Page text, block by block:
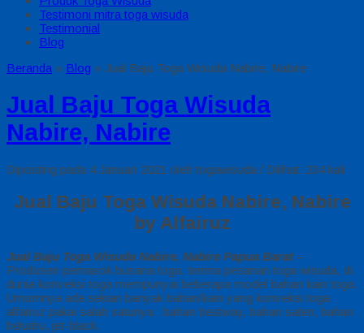
Testimoni mitra toga wisuda
Testimonial
Blog
Beranda » Blog » Jual Baju Toga Wisuda Nabire, Nabire
Jual Baju Toga Wisuda
Nabire, Nabire
Diposting pada 4 Januari 2021 oleh togawisuda / Dilihat: 234 kali
Jual Baju Toga Wisuda Nabire, Nabire
by Alfairuz
Jual Baju Toga Wisuda Nabire, Nabire Papua Barat –
Produsen pemasok busana toga. terima pesanan toga wisuda, di
dunia konveksi toga mempunyai beberapa model bahan kain toga.
Umumnya ada sekian banyak bahan/kain yang konveksi toga
alfairuz pakai salah satunya : bahan bestway, bahan saten, bahan
beludru, jet-black.